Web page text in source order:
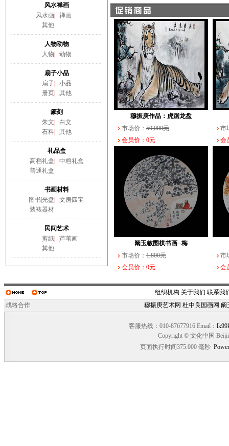
风水禅画
风水画|
禅画
其他
人物动物
人物
动物
扇子小品
扇子|
小品
册页| 其他
篆刻
朱文
白文
石料| 其他
礼品盒
高档礼盒
中档礼盒
普通礼盒
书画材料
图书|光盘
文房四宝
装裱器材
民间艺术
剪纸|
芦苇画
其他
武长家书法作品（一）
10,000元
会员价：0元
阚玉敏围棋书画--大
3,000元
会员价：0元
穆振庚作品：虎踞龙盘
市场价： 50,000元
会员价：0元
市
会
阚玉敏围棋书画--梅
市场价： 1,800元
会员价：0元
市
会
组织机构 关于我们 联系我
战略合作
穆振庚艺术网 杜中良国画网 阚
客服热线：010-87677916 Email：
Copyright © 文化中国
页面执行时间375.000 毫秒